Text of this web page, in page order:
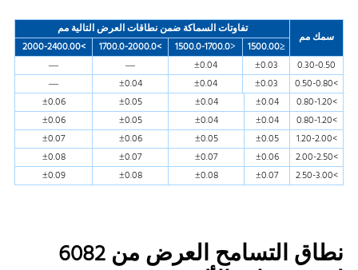
سمك مم
تفاوتات السماكة ضمن نطاقات العرض التالية مم
≤1500.00
˃1500.0-1700.0
>1700.0-2000.0
>2000-2400.00
0.30-0.50
±0.03
±0.04
—
—
>0.50-0.80
±0.03
±0.04
±0.04
—
>0.80-1.20
±0.04
±0.04
±0.05
±0.06
>0.80-1.20
±0.04
±0.04
±0.05
±0.06
>1.20-2.00
±0.05
±0.05
±0.06
±0.07
>2.00-2.50
±0.06
±0.07
±0.07
±0.08
>2.50-3.00
±0.07
±0.08
±0.08
±0.09
نطاق التسامح العرض من 6082